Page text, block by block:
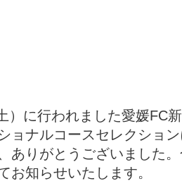
アカデミー
）に行われました愛媛FC
ョナルコースセレクショ
ありがとうございました
お知らせいたします。